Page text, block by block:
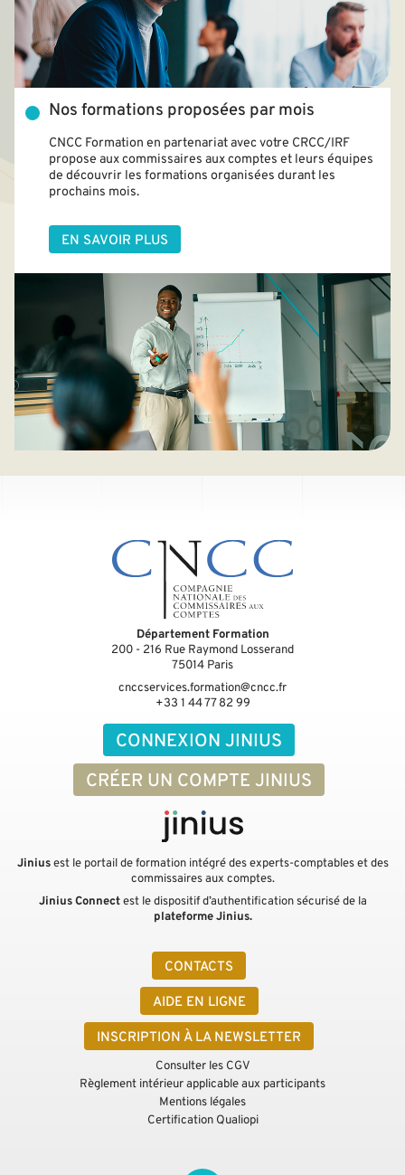
Nos formations proposées par mois
CNCC Formation en partenariat avec votre CRCC/IRF
propose aux commissaires aux comptes et leurs équipes
de découvrir les formations organisées durant les
prochains mois.
EN SAVOIR PLUS
CONNEXION JINIUS
CRÉER UN COMPTE JINIUS
CONTACTS
AIDE EN LIGNE
INSCRIPTION À LA NEWSLETTER
Département Formation
200 - 216 Rue Raymond Losserand
75014 Paris
cnccservices.formation@cncc.fr
+33 1 44 77 82 99
Jiniusest le portail de formation intégré des experts-comptables et des
commissaires aux comptes.
Jinius Connectest le dispositif d’authentification sécurisé de la
plateforme Jinius.
Consulter les CGV
Règlement intérieur applicable aux participants
Mentions légales
Certification Qualiopi